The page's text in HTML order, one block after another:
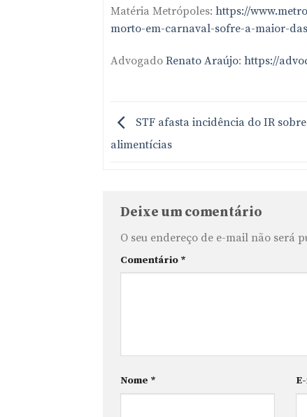
Matéria Metrópoles: https://
morto-em-carnaval-sofre-a-maior-
Advogado Renato Araújo: https://
STF afasta incidência do IR
alimentícias
Deixe um comentário
O seu endereço de e-mail não será
Comentário *
Nome *